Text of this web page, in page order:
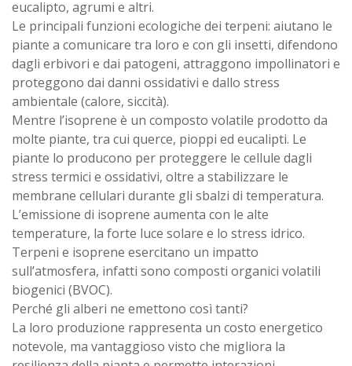
eucalipto, agrumi e altri.
Le principali funzioni ecologiche dei terpeni: aiutano le
piante a comunicare tra loro e con gli insetti, difendono
dagli erbivori e dai patogeni, attraggono impollinatori e
proteggono dai danni ossidativi e dallo stress
ambientale (calore, siccità).
Mentre l’isoprene è un composto volatile prodotto da
molte piante, tra cui querce, pioppi ed eucalipti. Le
piante lo producono per proteggere le cellule dagli
stress termici e ossidativi, oltre a stabilizzare le
membrane cellulari durante gli sbalzi di temperatura.
L’emissione di isoprene aumenta con le alte
temperature, la forte luce solare e lo stress idrico.
Terpeni e isoprene esercitano un impatto
sull’atmosfera, infatti sono composti organici volatili
biogenici (BVOC).
Perché gli alberi ne emettono così tanti?
La loro produzione rappresenta un costo energetico
notevole, ma vantaggioso visto che migliora la